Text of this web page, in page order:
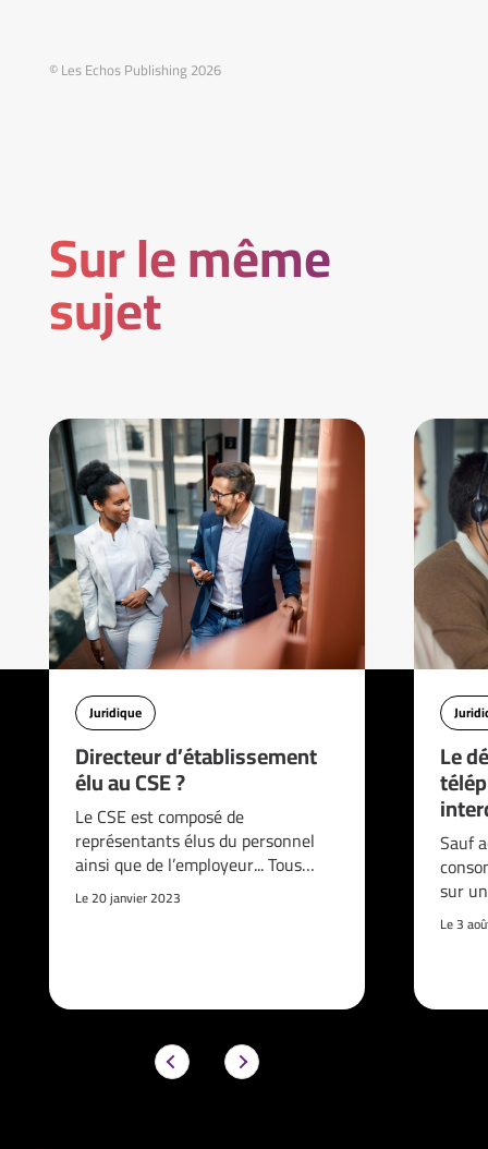
© Les Echos Publishing 2026
Sur le même
sujet
Juridique
Directeur d’établissement
élu au CSE ?
Le CSE est composé de
représentants élus du personnel
ainsi que de l’employeur... Tous…
Le 20 janvier 2023
Le
Sauf
sur
Le 3